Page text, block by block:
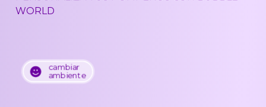
WORLD
cambiar
ambiente